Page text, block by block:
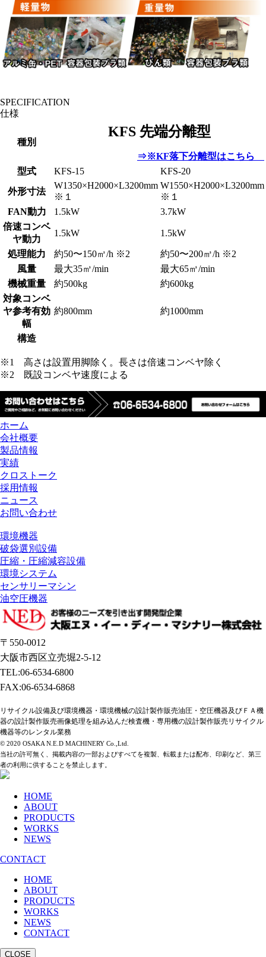
SPECIFICATION
仕様
種別
KFS 先端分離型
⇒※KF落下分離型はこちら
型式
KFS-15
KFS-20
外形寸法
W1350×H2000×L3200mm
※１
W1550×H2000×L3200mm
※１
FAN動力
1.5kW
3.7kW
倍速コンベ
ヤ動力
1.5kW 1.5kW
処理能力 約50〜150㎥/h ※2
約50〜200㎥/h ※2
風量
最大35㎥/min
最大65㎥/min
機械重量
約500kg
約600kg
対象コンベ
ヤ参考有効
幅
約800mm 約1000mm
構造
※1 高さは設置用脚除く。長さは倍速コンベヤ除く
※2 既設コンベヤ速度による
ホーム
会社概要
製品情報
実績
クロストーク
採用情報
ニュース
お問い合わせ
環境機器
破袋選別設備
圧縮・圧縮減容設備
環境システム
センサリーマシン
油空圧機器
〒550-0012
大阪市西区立売堀2-5-12
TEL:06-6534-6800
FAX:06-6534-6868
リサイクル設備及び環境機器・環境機械の設計製作販売油圧・空圧機器及びＦＡ機
器の設計製作販売画像処理を組み込んだ検査機・専用機の設計製作販売リサイクル
機器等のレンタル業務
© 2020 OSAKA N.E.D MACHINERY Co.,Ltd.
当社の許可無く、掲載内容の一部およびすべてを複製、転載または配布、印刷など、第三
者の利用に供することを禁止します。
HOME
ABOUT
PRODUCTS
WORKS
NEWS
CONTACT
HOME
ABOUT
PRODUCTS
WORKS
NEWS
CONTACT
CLOSE